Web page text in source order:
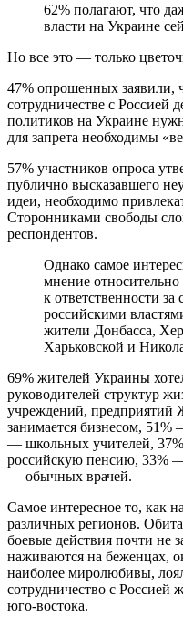
62% полагают, что
власти на Украине
Но все это — только
47% опрошенных заявили,
сотрудничестве с Россией
политиков на Украине
для запрета необходимы
57% участников опроса
публично высказавшего
идеи, необходимо
Сторонниками свободы
респондентов.
Однако самое
мнение
к ответственности за
российскими
жители Донбасса,
Харьковской и
69% жителей Украины
руководителей структур
учреждений,
занимается бизнесом,
— школьных учителей,
российскую пенсию, 33%
— обычных врачей.
Самое интересное то, как
различных регионов.
боевые действия почти не
наживаются на беженцах,
наиболее миролюбивы,
сотрудничество с Россией
юго-востока.